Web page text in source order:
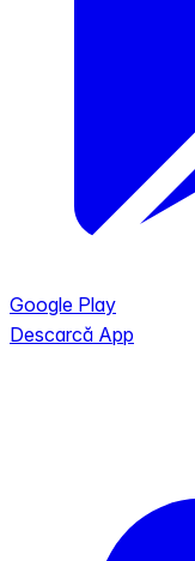
Google Play
Descarcă App